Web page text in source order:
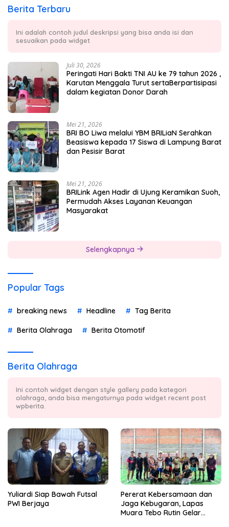
Berita Terbaru
Ini adalah contoh judul deskripsi yang bisa anda isi dan
sesuaikan pada widget
Juli 30, 2026
Peringati Hari Bakti TNI AU ke 79 tahun 2026 ,
Karutan Menggala Turut sertaBerpartisipasi
dalam kegiatan Donor Darah
Mei 21, 2026
BRI BO Liwa melalui YBM BRILiaN Serahkan
Beasiswa kepada 17 Siswa di Lampung Barat
dan Pesisir Barat
Mei 21, 2026
BRILink Agen Hadir di Ujung Keramikan Suoh,
Permudah Akses Layanan Keuangan
Masyarakat
Selengkapnya
Popular Tags
breaking news Headline Tag Berita
Berita Olahraga Berita Otomotif
Berita Olahraga
Ini contoh widget dengan style gallery pada kategori
olahraga, anda bisa mengaturnya pada widget recent post
wpberita.
Yuliardi Siap Bawah Futsal
PWI Berjaya
Pererat Kebersamaan dan
Jaga Kebugaran, Lapas
Muara Tebo Rutin Gelar